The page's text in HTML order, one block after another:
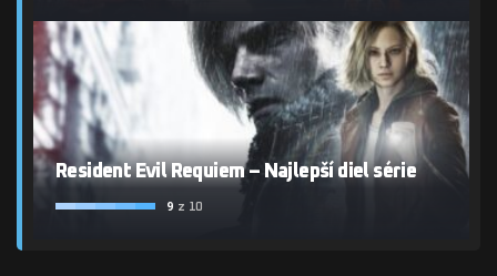
Resident Evil Requiem – Najlepší diel série
9 z 10